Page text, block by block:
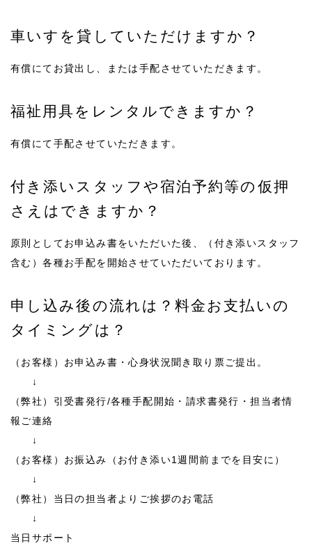
車いすを貸していただけますか？
有償にてお貸出し、または手配させていただきます。
福祉用具をレンタルできますか？
有償にて手配させていただきます。
付き添いスタッフや宿泊予約等の仮押
さえはできますか？
原則としてお申込み書をいただいた後、（付き添いスタッフ
含む）各種お手配を開始させていただいております。
申し込み後の流れは？料金お支払いの
タイミングは？
（お客様）お申込み書・心身状況聞き取り票ご提出。
↓
（弊社）引受書発行/各種手配開始・請求書発行・担当者情
報ご連絡
↓
（お客様）お振込み（お付き添い1週間前までを目安に）
↓
（弊社）当日の担当者よりご挨拶のお電話
↓
当日サポート